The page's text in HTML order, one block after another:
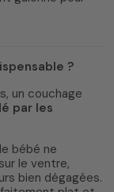
?
un couchage
par les
bébé ne
le ventre,
bien dégagées.